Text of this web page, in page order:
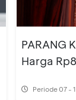
PARANG
Harga
Periode07 -